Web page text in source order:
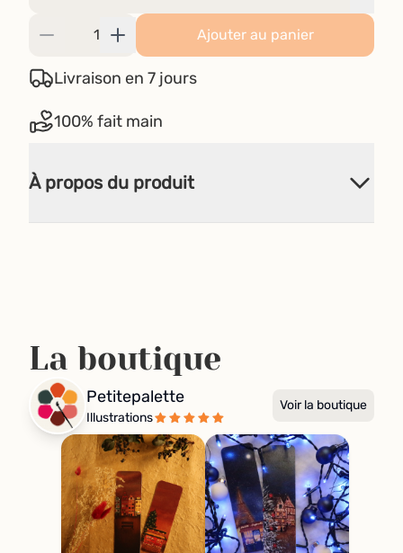
Ajouter au panier
Livraison en 7 jours
100% fait main
À propos du produit
La boutique
Petitepalette
Illustrations
Voir la boutique